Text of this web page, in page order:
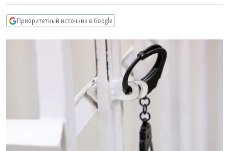
Вернутся
КАВКАЗ.РЕАЛИИ
РАСПИСАНИЕ ВЕЩАНИЯ
ПОДПИШИТЕСЬ НА РАССЫЛКУ
Приоритетный источник в Google